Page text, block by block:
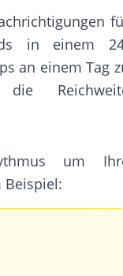
in einem
an einem Tag
die
um
Beispiel: